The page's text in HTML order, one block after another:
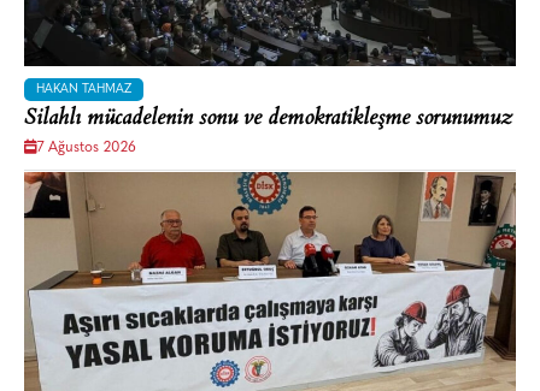
HAKAN TAHMAZ
Silahlı mücadelenin sonu ve demokratikleşme sorunumuz
7 Ağustos 2026